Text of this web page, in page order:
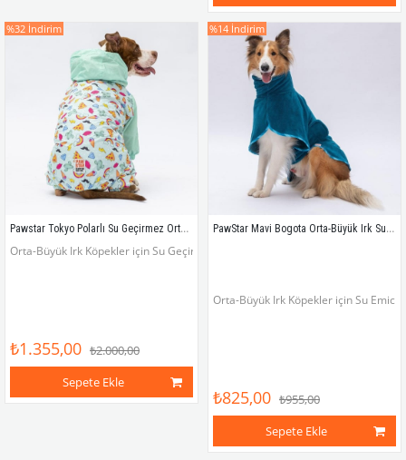
Pawstar Tokyo Polarlı Su Geçirmez Orta-Büyük Irk Köpek Yağmurluk Tulum
Orta-Büyük Irk Köpekler için Su Geçirmez, İçi Polarlı Yağmurluk Tulum
₺1.355,00 ₺2.000,00
Sepete Ekle
%32 İndirim
PawStar Mavi Bogota Orta-Büyük Irk Su Emici Köpek Bornozu
Orta-Büyük Irk Köpekler için Su Emici
₺825,00 ₺955,00
Sepete Ekle
%14 İndirim